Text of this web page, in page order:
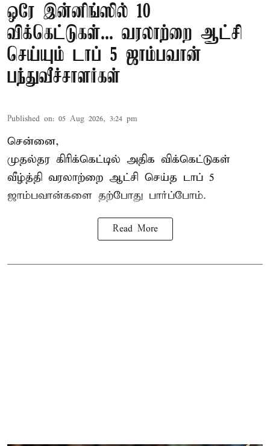
ஒரே இன்னிங்ஸில் 10
விக்கெட்டுகள்... வரலாற்றை ஆட்சி
செய்யும் டாப் 5 ஜாம்பவான்
பந்துவீச்சாளர்கள்
Published on: 05 Aug 2026, 3:24 pm
சென்னை,
முதல்தர கிரிக்கெட்டில் அதிக விக்கெட்டுகள்
வீழ்த்தி வரலாற்றை ஆட்சி செய்த டாப் 5
ஜாம்பவான்களை தற்போது பார்ப்போம்.
Read More